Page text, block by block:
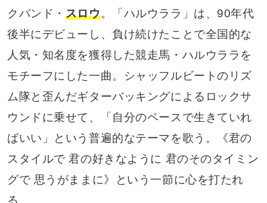
クバンド・ スロウ。「ハルウララ」は、90年代
後半にデビューし、負け続けたことで全国的な
人気・知名度を獲得した競走馬・ハルウララを
モチーフにした一曲。シャッフルビートのリズ
ム隊と歪んだギターバッキングによるロックサ
ウンドに乗せて、「自分のペースで生きていれ
ばいい」という普遍的なテーマを歌う。《君の
スタイルで 君の好きなように 君のそのタイミン
グで 思うがままに》という一節に心を打たれ
る。